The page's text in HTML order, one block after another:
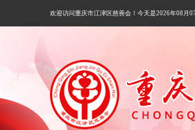
欢迎访问重庆市江津区慈善会！今天是2026年08月